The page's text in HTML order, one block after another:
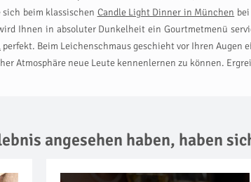
beim klassischen Candle Light Dinner in München
Ihnen in absoluter Dunkelheit ein Gourtmetmenü
perfekt. Beim Leichenschmaus geschieht vor Ihren Augen
Atmosphäre neue Leute kennenlernen zu können.
angesehen haben, haben